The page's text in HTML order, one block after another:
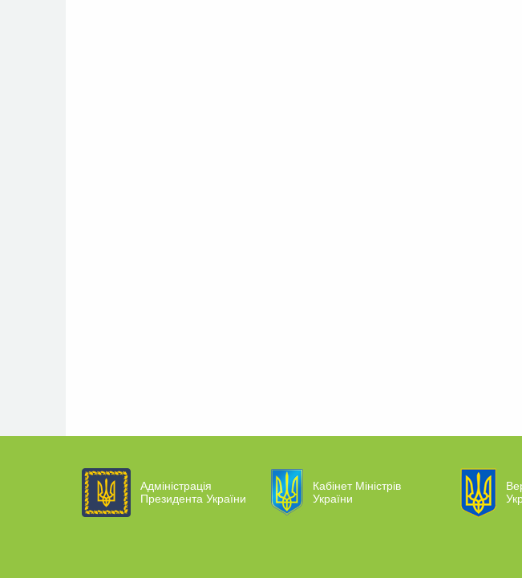
Адміністрація
Президента України
Кабінет Міністрів
України